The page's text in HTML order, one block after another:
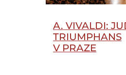
A. VIVALDI:
TRIUMPHANS
V PRAZE